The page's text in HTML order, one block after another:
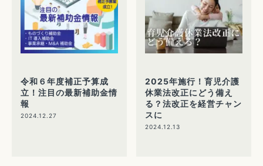
令和６年度補正予算成
立！注目の最新補助金情
報
2024.12.27
2025年施行！育児介護
休業法改正にどう備え
る？法改正を経営チャン
スに
2024.12.13